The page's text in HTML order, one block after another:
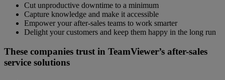
Cut unproductive downtime to a minimum
Capture knowledge and make it accessible
Empower your after-sales teams to work smarter
Delight your customers and keep them happy in the long run
These companies trust in TeamViewer’s after-sales
service solutions